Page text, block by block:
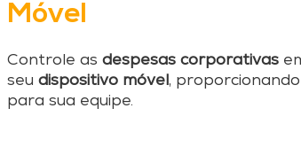
Móvel
Controle as despesas corporativas
seu dispositivo móvel,
para sua equipe.